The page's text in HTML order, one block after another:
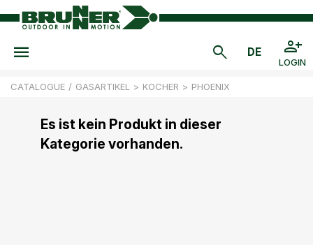
LOGIN
CATALOGUE / GASARTIKEL > KOCHER > PHOENIX
Es ist kein Produkt in dieser
Kategorie vorhanden.